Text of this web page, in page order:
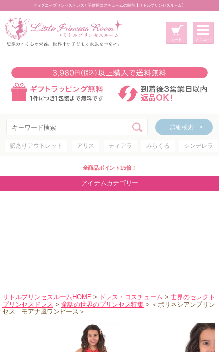
ディズニープリンセスドレスと子供用コスチュームの販売【リトルプリンセスルーム】
詳細検索 >
訳ありアウトレット アリス ティアラ みらくる シンデレラ
全商品ポイント15倍！
アイテムカテゴリー
リトルプリンセスルームHOME > ドレス・コスチューム > 世界のセレクト
プリンセスドレス > 童話の世界のプリンセス特集 > ＜ポリネシアンプリン
セス モアナ風ワンピース＞
新規会員登録
マイページ
カート
詳細検索 >
アイテムカテゴリー
ディズニープリンセス
ディズニキャラクター
アウトレット
ショッピングインフォメーション